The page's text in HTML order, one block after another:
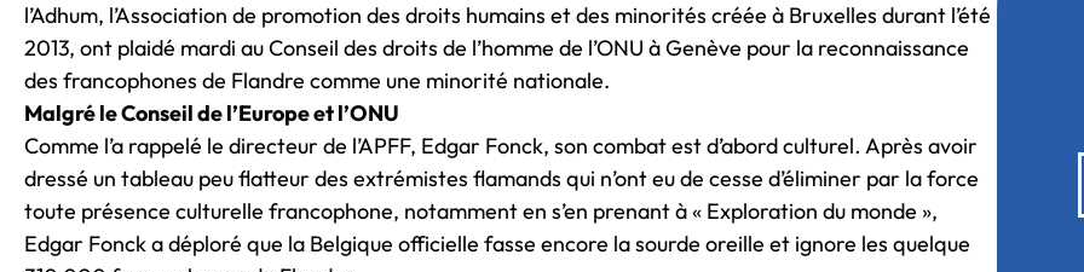
l’Adhum, l’Association de promotion des droits humains et des minorités créée à Bruxelles durant l’été
2013, ont plaidé mardi au Conseil des droits de l’homme de l’ONU à Genève pour la reconnaissance
des francophones de Flandre comme une minorité nationale.
Malgré le Conseil de l’Europe et l’ONU
Comme l’a rappelé le directeur de l’APFF, Edgar Fonck, son combat est d’abord culturel. Après avoir
dressé un tableau peu flatteur des extrémistes flamands qui n’ont eu de cesse d’éliminer par la force
toute présence culturelle francophone, notamment en s’en prenant à « Exploration du monde »,
Edgar Fonck a déploré que la Belgique officielle fasse encore la sourde oreille et ignore les quelque